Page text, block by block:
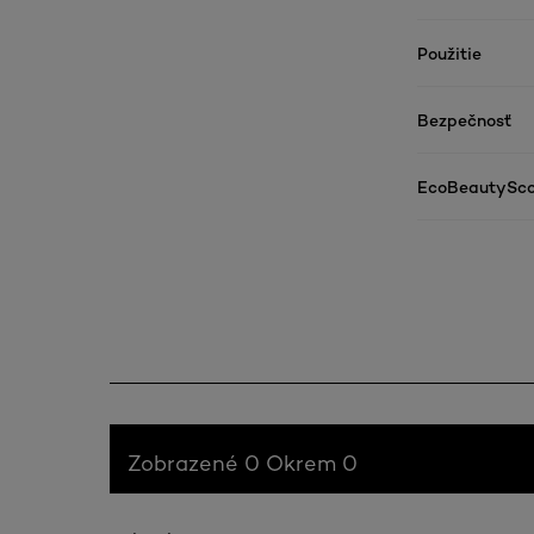
Použitie
Bezpečnosť
Zobrazené 0 Okrem 0